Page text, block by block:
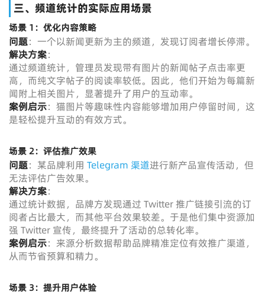
三、频道统计的实际应用场景
场景 1：优化内容策略
问题：一个以新闻更新为主的频道，发现订阅者增长停滞。
解决方案：
通过频道统计，管理员发现带有图片的新闻帖子点击率更
高，而纯文字帖子的阅读率较低。因此，他们开始为每篇新
闻附上相关图片，显著提升了用户的互动率。
案例启示：猫图片等趣味性内容能够增加用户停留时间，这
是轻松提升互动的有效方式。
场景 2：评估推广效果
问题：某品牌利用 Telegram 渠道进行新产品宣传活动，但
无法评估广告效果。
解决方案：
通过统计数据，品牌方发现通过 Twitter 推广链接引流的订
阅者占比最大，而其他平台效果较差。于是他们集中资源加
强 Twitter 宣传，最终提升了活动的总转化率。
案例启示：来源分析数据帮助品牌精准定位有效推广渠道，
从而节省预算和精力。
场景 3：提升用户体验